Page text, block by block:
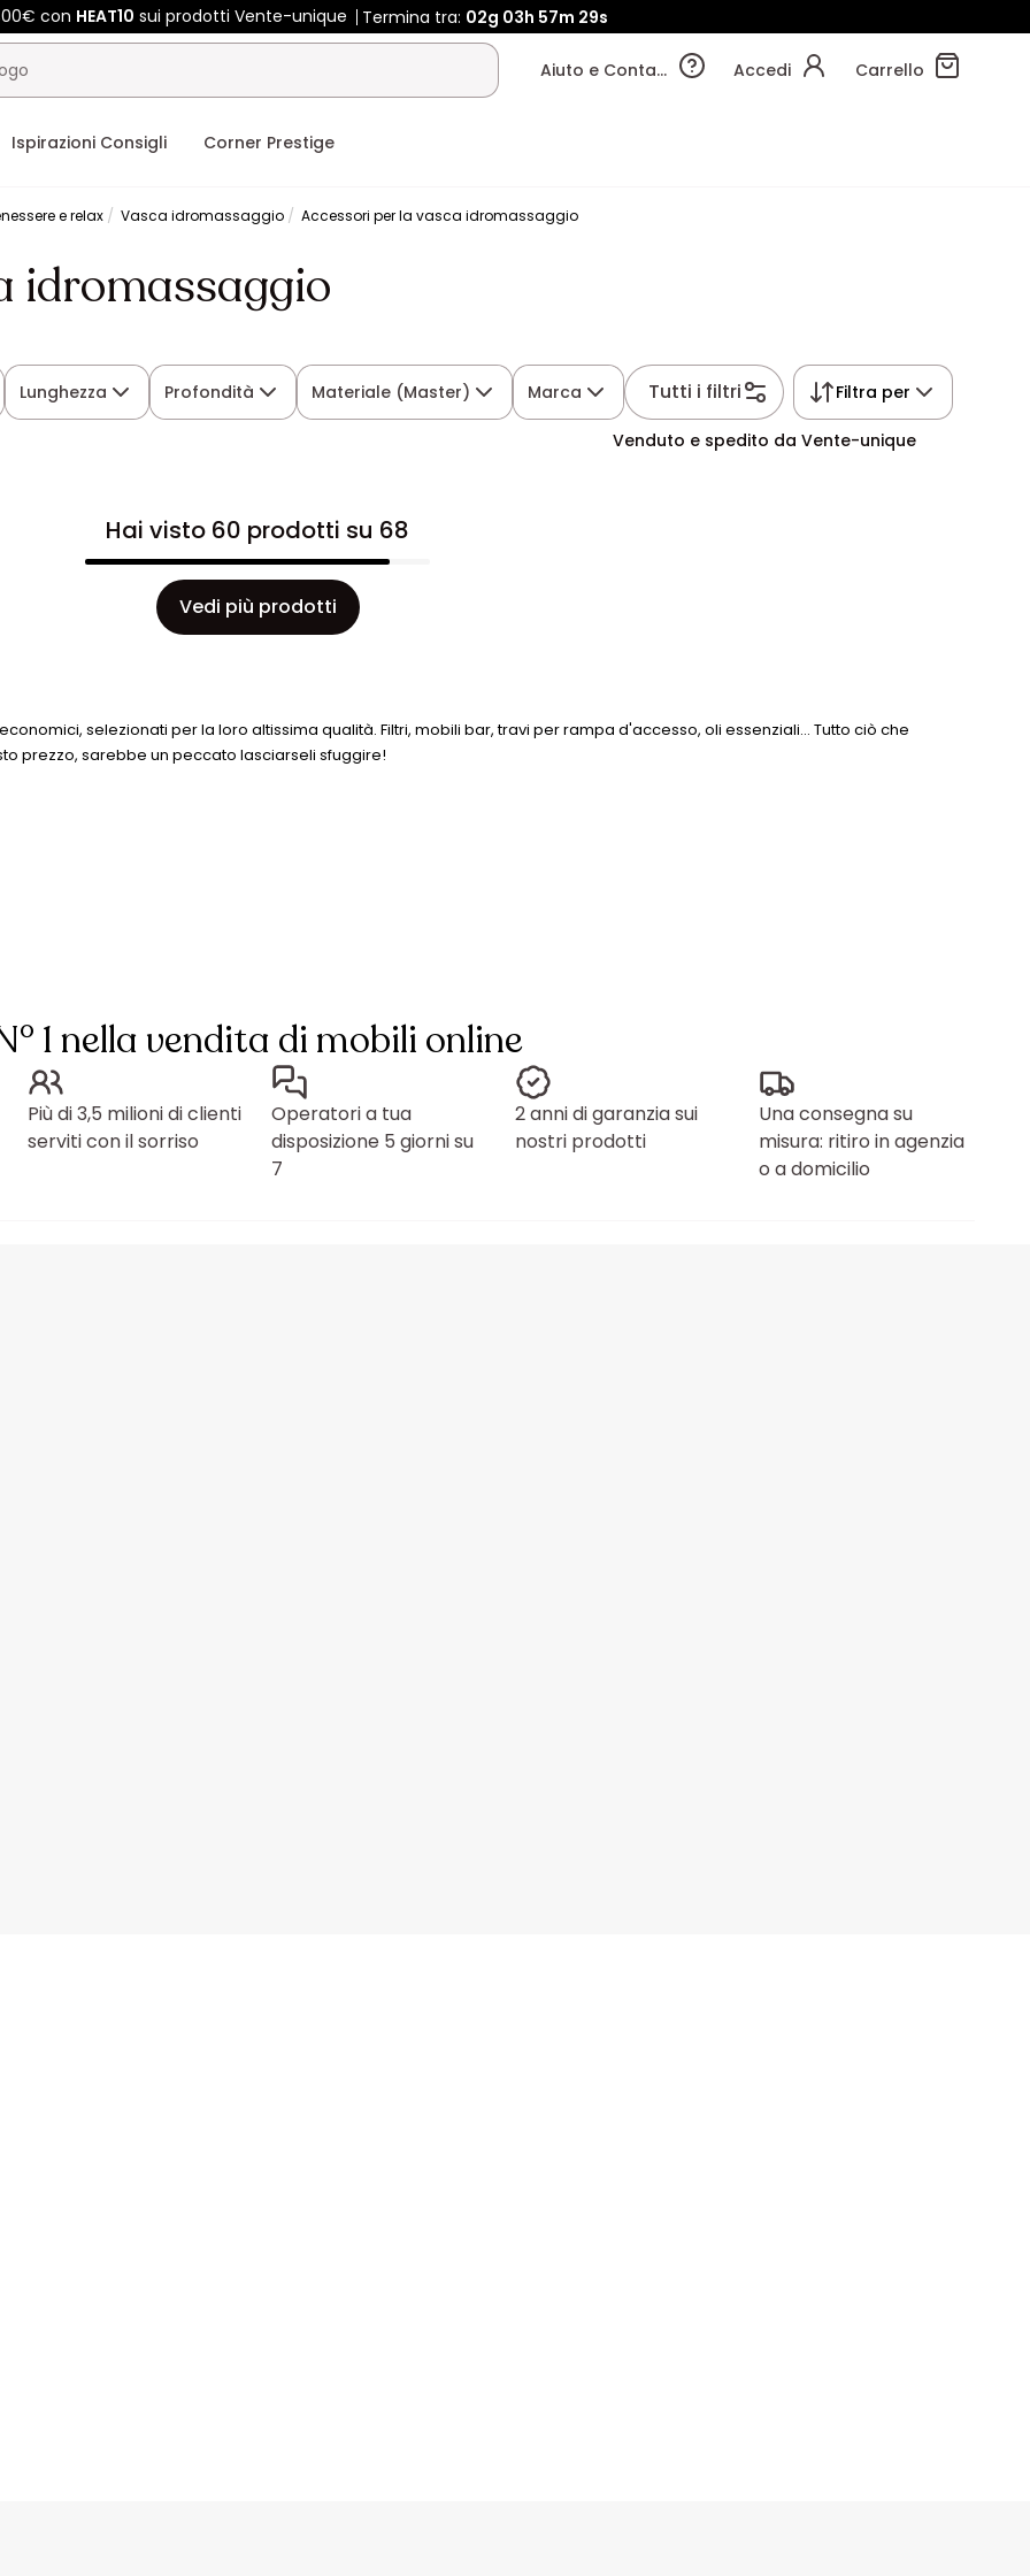
con HEAT10 sui prodotti Vente-unique Termina tra: 02g 03h 57m 28s
Aiuto e Contatti Accedi Carrello
Ispirazioni Consigli Corner Prestige
e relax Vasca idromassaggio Accessori per la vasca idromassaggio
idromassaggio
Lunghezza Profondità Materiale (Master) Marca Tutti i filtri Filtra per
Venduto e spedito da Vente-unique
Hai visto 60 prodotti su 68
Vedi più prodotti
selezionati per la loro altissima qualità. Filtri, mobili bar, travi per rampa d'accesso, oli essenziali... Tutto ciò che
prezzo, sarebbe un peccato lasciarseli sfuggire!
1 nella vendita di mobili online
Più di 3,5 milioni di clienti
serviti con il sorriso
Operatori a tua
disposizione 5 giorni su
7
2 anni di garanzia sui
nostri prodotti
Una consegna su
misura: ritiro in agenzia
o a domicilio